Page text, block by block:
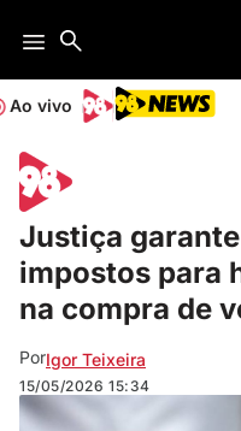
Ao vivo
Justiça
impostos para
na compra de
PorIgor Teixeira
15/05/2026 15:34